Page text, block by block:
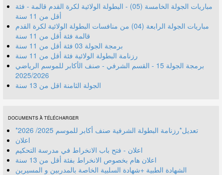
مباريات الجولة الخامسة (05) - البطولة الولائية لكرة القدم قالمة - فئة
أقل من 11 سنة
مباريات الجولة الرابعة (04) من منافسات البطولة الولائية لكرة القدم
قالمة فئة أقل من 11 سنة
برمجة الجولة 03 فئة أقل من 11 سنة
رزنامة البطولة الولائية فئة أقل من 11 سنة
برمجة الجولة 15 - القسم الشرفي - صنف الأكابر للموسم الرياضي
2025/2026
الجولة الثامنة اقل من 13 سنة
DOCUMENTS À TÉLÉCHARGER
*تعديل*رزنامة البطولة الشرفية صنف أكابر للموسم 2025/ 2026
اعلان
اعلان - فتح باب الانخراط في مدرسة التحكيم
اعلان هام بخصوص الانخراط بفئة أقل من 13 سنة
الشهادة الطبية +شهادة السلبية الخاصة بالمدربين و المسيرين